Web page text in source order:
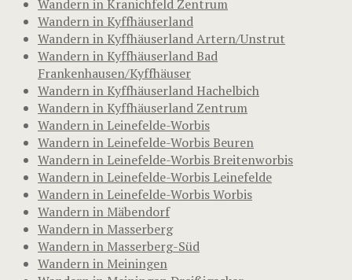
Wandern in Kranichfeld Zentrum
Wandern in Kyffhäuserland
Wandern in Kyffhäuserland Artern/Unstrut
Wandern in Kyffhäuserland Bad
Frankenhausen/Kyffhäuser
Wandern in Kyffhäuserland Hachelbich
Wandern in Kyffhäuserland Zentrum
Wandern in Leinefelde-Worbis
Wandern in Leinefelde-Worbis Beuren
Wandern in Leinefelde-Worbis Breitenworbis
Wandern in Leinefelde-Worbis Leinefelde
Wandern in Leinefelde-Worbis Worbis
Wandern in Mäbendorf
Wandern in Masserberg
Wandern in Masserberg-Süd
Wandern in Meiningen